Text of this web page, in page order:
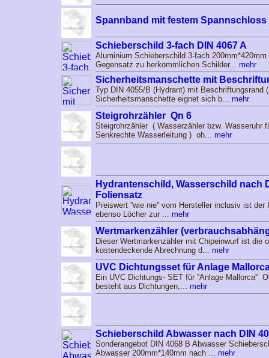
Spannband mit festem Spannschloss
Schieberschild 3-fach DIN 4067 A
Aluminium Schieberschild 3-fach
Gegensatz zu herkömmlichen Schilder... mehr
Sicherheitsmanschette mit
Typ DIN 4055/B (Hydrant) mit Beschriftungsrand
Sicherheitsmanschette eignet sich b... mehr
Steigrohrzähler Qn 6
Steigrohrzähler ( Wasserzähler bzw. Wasseruhr
Senkrechte Wasserleitung ) oh... mehr
Hydrantenschild, Wasserschild nach
Foliensatz
Preiswert ''wie nie'' vom Hersteller inclusiv ist
ebenso Löcher zur ... mehr
Wertmarkenzähler
Dieser Wertmarkenzähler mit Chipeinwurf ist die
kostendeckende Abrechnung d... mehr
UVC Dichtungsset für Anlage
Ein UVC Dichtungs- SET für ''Anlage Mallorca''
besteht aus Dichtungen,... mehr
Schieberschild Abwasser nach DIN
Sonderangebot DIN 4068 B Abwasser
Abwasser 200mm*140mm nach ... mehr